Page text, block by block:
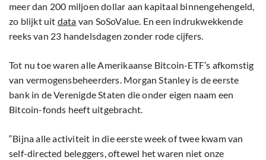
meer dan 200 miljoen dollar aan kapitaal binnengehengeld,
zo blijkt uit data van SoSoValue. En een indrukwekkende
reeks van 23 handelsdagen zonder rode cijfers.
Tot nu toe waren alle Amerikaanse Bitcoin-ETF’s afkomstig
van vermogensbeheerders. Morgan Stanley is de eerste
bank in de Verenigde Staten die onder eigen naam een
Bitcoin-fonds heeft uitgebracht.
“Bijna alle activiteit in die eerste week of twee kwam van
self-directed beleggers, oftewel het waren niet onze